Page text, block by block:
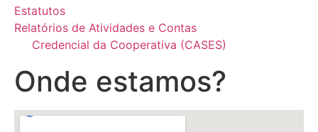
Estatutos
Relatórios de Atividades e Contas
Credencial da Cooperativa (CASES)
Onde estamos?